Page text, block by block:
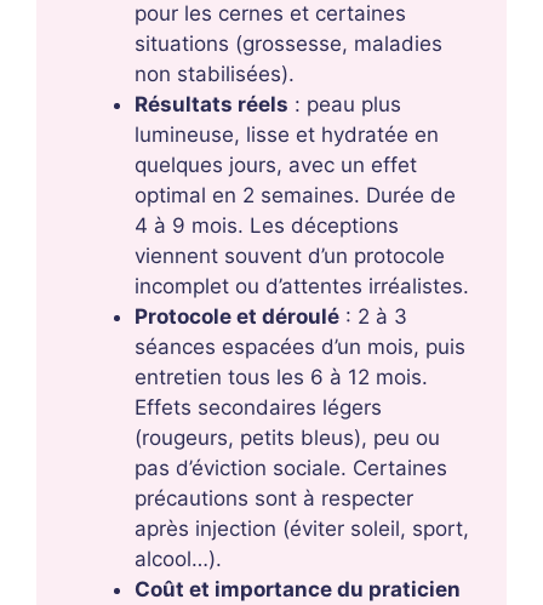
pour les cernes et certaines
situations (grossesse, maladies
non stabilisées).
Résultats réels : peau plus
lumineuse, lisse et hydratée en
quelques jours, avec un effet
optimal en 2 semaines. Durée de
4 à 9 mois. Les déceptions
viennent souvent d’un protocole
incomplet ou d’attentes irréalistes.
Protocole et déroulé : 2 à 3
séances espacées d’un mois, puis
entretien tous les 6 à 12 mois.
Effets secondaires légers
(rougeurs, petits bleus), peu ou
pas d’éviction sociale. Certaines
précautions sont à respecter
après injection (éviter soleil, sport,
alcool…).
Coût et importance du praticien